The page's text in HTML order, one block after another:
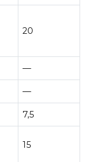
20
—
—
7,5
15